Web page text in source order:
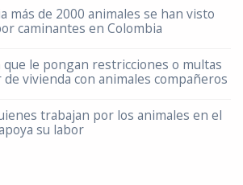
más de 2000 animales se han visto
caminantes en Colombia
le pongan restricciones o multas
vivienda con animales compañeros
trabajan por los animales en el
su labor